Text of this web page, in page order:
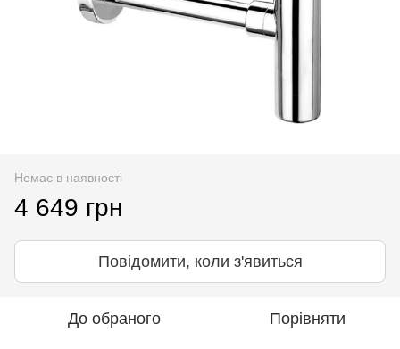
Немає в наявності
4 649 грн
Повідомити, коли з'явиться
До обраного Порівняти